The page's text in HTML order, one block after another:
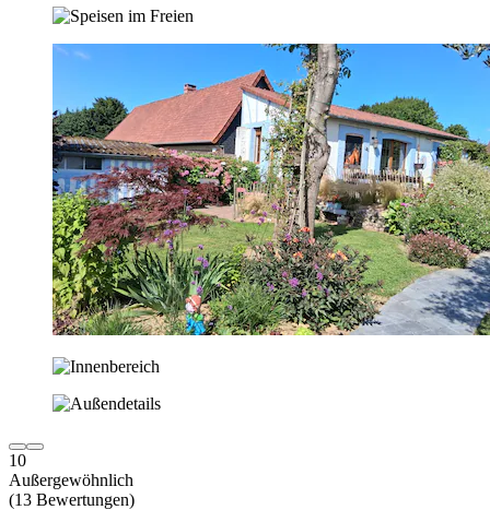
10
Außergewöhnlich
(13 Bewertungen)